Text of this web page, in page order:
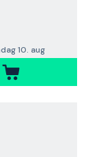
10. aug